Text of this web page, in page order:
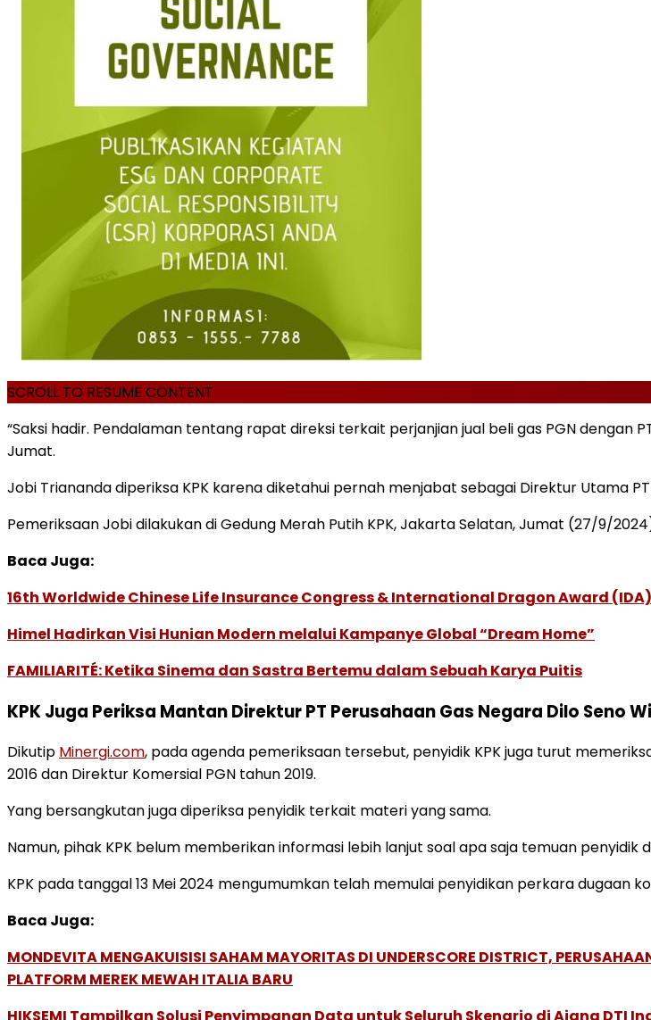
SCROLL TO RESUME CONTENT
“Saksi hadir. Pendalaman tentang rapat direksi terkait perjanjian jual beli gas PGN dengan
Jumat.
Jobi Triananda diperiksa KPK karena diketahui pernah menjabat sebagai Direktur Utama PT
Pemeriksaan Jobi dilakukan di Gedung Merah Putih KPK, Jakarta Selatan, Jumat (27/9/
Baca Juga:
16th Worldwide Chinese Life Insurance Congress & International Dragon Award
Himel Hadirkan Visi Hunian Modern melalui Kampanye Global “Dream Home”
FAMILIARITÉ: Ketika Sinema dan Sastra Bertemu dalam Sebuah Karya Puitis
KPK Juga Periksa Mantan Direktur PT Perusahaan Gas Negara Dilo Seno
Dikutip Minergi.com, pada agenda pemeriksaan tersebut, penyidik KPK juga turut
2016 dan Direktur Komersial PGN tahun 2019.
Yang bersangkutan juga diperiksa penyidik terkait materi yang sama.
Namun, pihak KPK belum memberikan informasi lebih lanjut soal apa saja temuan
KPK pada tanggal 13 Mei 2024 mengumumkan telah memulai penyidikan perkara dugaan
Baca Juga:
MONDEVITA MENGAKUISISI SAHAM MAYORITAS DI UNDERSCORE DISTRICT,
PLATFORM MEREK MEWAH ITALIA BARU